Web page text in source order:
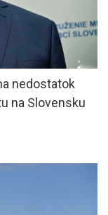
nedostatok
na Slovensku